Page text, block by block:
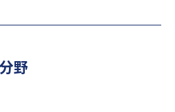
野